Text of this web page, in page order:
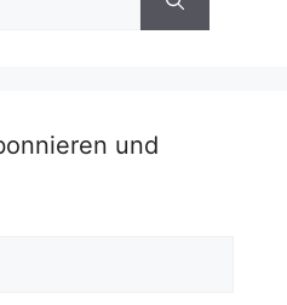
und